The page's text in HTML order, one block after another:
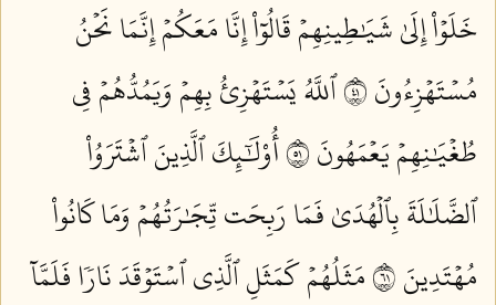
خَلَوۡاْ إِلَىٰ شَيَٰطِينِهِمۡ قَالُوٓاْ إِنَّا مَعَكُمۡ إِنَّمَا نَحۡنُ
مُسۡتَهۡزِءُونَ ١٤
ٱللَّهُ يَسۡتَهۡزِئُ بِهِمۡ وَيَمُدُّهُمۡ فِي
طُغۡيَٰنِهِمۡ يَعۡمَهُونَ ١٥
أُوْلَٰٓئِكَ ٱلَّذِينَ ٱشۡتَرَوُاْ
ٱلضَّلَٰلَةَ بِٱلۡهُدَىٰ فَمَا رَبِحَت تِّجَٰرَتُهُمۡ وَمَا كَانُواْ
مُهۡتَدِينَ ١٦
مَثَلُهُمۡ كَمَثَلِ ٱلَّذِي ٱسۡتَوۡقَدَ نَارٗا فَلَمَّآ